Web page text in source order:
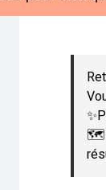
Passer la
🗺️